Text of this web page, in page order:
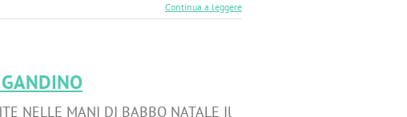
Continua a leggere
NELLE MANI DI BABBO NATALE Il